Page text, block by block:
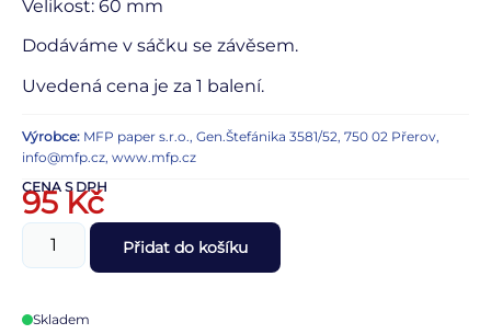
Velikost: 60 mm
Dodáváme v sáčku se závěsem.
Uvedená cena je za 1 balení.
Výrobce: MFP paper s.r.o., Gen.Štefánika 3581/52, 750 02 Přerov,
info@mfp.cz, www.mfp.cz
CENA S DPH
95Kč
Přidat do košíku
Skladem